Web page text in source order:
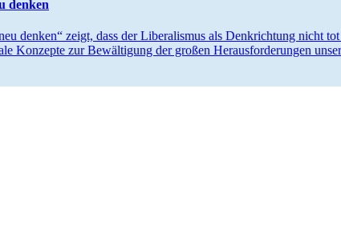
denken
denken“ zeigt, dass der Libera­lismus als Denkrichtung nicht
Konzepte zur Bewäl­tigung der großen Heraus­for­de­rungen